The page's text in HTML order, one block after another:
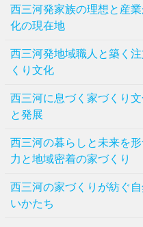
西三河発家族の理想と産
化の現在地
西三河発地域職人と築く
くり文化
西三河に息づく家づくり
と発展
西三河の暮らしと未来を
力と地域密着の家づくり
西三河の家づくりが紡ぐ
いかたち